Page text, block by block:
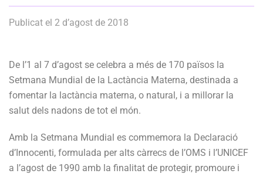
Publicat el 2 d’agost de 2018
De l’1 al 7 d’agost se celebra a més de 170 països la
Setmana Mundial de la Lactància Materna, destinada a
fomentar la lactància materna, o natural, i a millorar la
salut dels nadons de tot el món.
Amb la Setmana Mundial es commemora la Declaració
d’Innocenti, formulada per alts càrrecs de l’OMS i l’UNICEF
a l’agost de 1990 amb la finalitat de protegir, promoure i